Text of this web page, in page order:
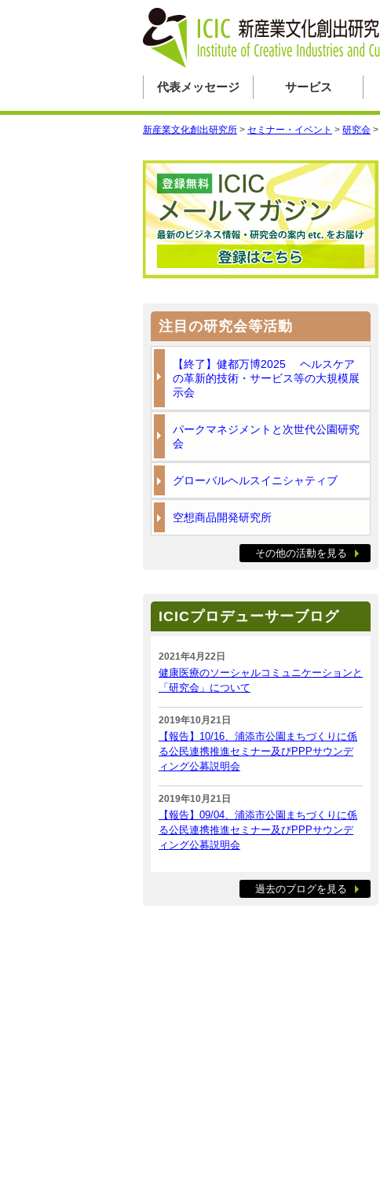
代表メッセージ サービス
新産業文化創出研究所 > セミナー・イベント > 研究会 >
注目の研究会等活動
【終了】健都万博2025 ヘルスケア
の革新的技術・サービス等の大規模展
示会
パークマネジメントと次世代公園研究
会
グローバルヘルスイニシャティブ
空想商品開発研究所
その他の活動を見る
ICICプロデューサーブログ
2021年4月22日
健康医療のソーシャルコミュニケーションと
「研究会」について
2019年10月21日
【報告】10/16、浦添市公園まちづくりに係
る公民連携推進セミナー及びPPPサウンデ
ィング公募説明会
2019年10月21日
【報告】09/04、浦添市公園まちづくりに係
る公民連携推進セミナー及びPPPサウンデ
ィング公募説明会
過去のブログを見る